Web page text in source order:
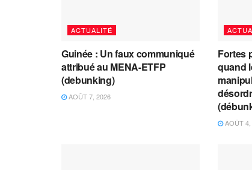
ACTUALITÉ
Guinée : Un faux communiqué
attribué au MENA-ETFP
(debunking)
AOÛT 7, 2026
Fortes
quand
AOÛT 4,